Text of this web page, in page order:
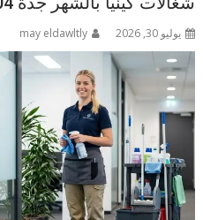
يوليو 30, 2026 may eldawltly